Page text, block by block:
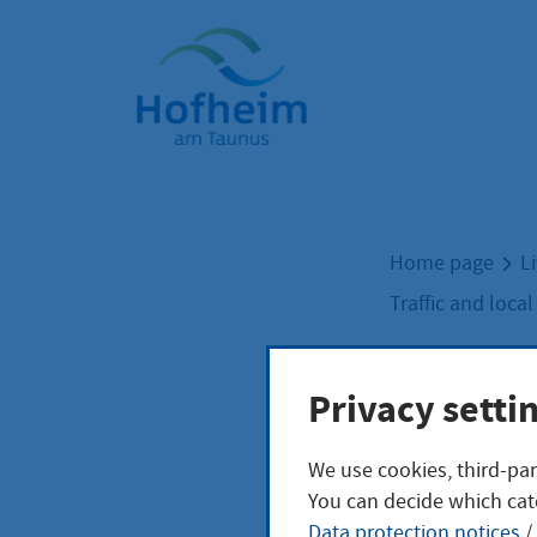
Home"
Home page
Traffic and
On-
Privacy
We use cookies, third-
You can decide which